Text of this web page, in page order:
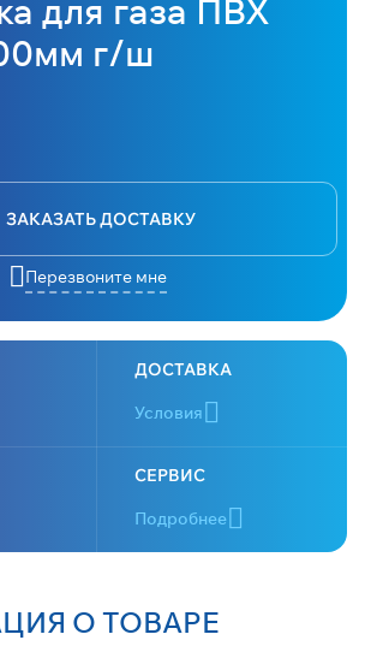
для газа ПВХ
г/ш
ЗАКАЗАТЬ ДОСТАВКУ
Перезвоните мне
ДОСТАВКА
Условия
СЕРВИС
Подробнее
О ТОВАРЕ